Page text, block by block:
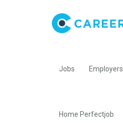
Jobs Employers
Home Perfectjob